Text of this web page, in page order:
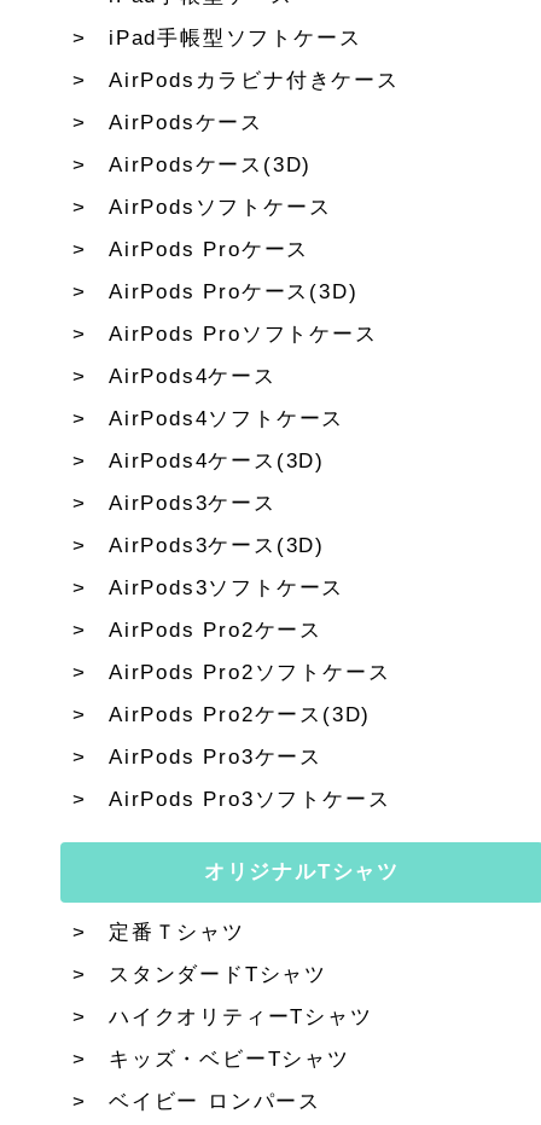
iPad手帳型ソフトケース
AirPodsカラビナ付きケース
AirPodsケース
AirPodsケース(3D)
AirPodsソフトケース
AirPods Proケース
AirPods Proケース(3D)
AirPods Proソフトケース
AirPods4ケース
AirPods4ソフトケース
AirPods4ケース(3D)
AirPods3ケース
AirPods3ケース(3D)
AirPods3ソフトケース
AirPods Pro2ケース
AirPods Pro2ソフトケース
AirPods Pro2ケース(3D)
AirPods Pro3ケース
AirPods Pro3ソフトケース
オリジナルTシャツ
定番Ｔシャツ
スタンダードTシャツ
ハイクオリティーTシャツ
キッズ・ベビーTシャツ
ベイビー ロンパース